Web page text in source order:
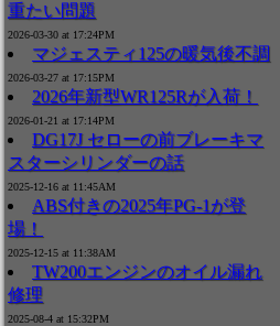
重たい問題
2026-03-30 at 17:24PM
マジェスティ125の暖気後不調
2026-03-27 at 17:15PM
2026年新型WR125Rが入荷！
2026-01-21 at 17:14PM
DG17J セローの前ブレーキマ
スターシリンダーの話
2025-12-16 at 11:45AM
ABS付きの2025年PG-1が登
場！
2025-12-15 at 11:38AM
TW200エンジンのオイル漏れ
修理
2025-08-4 at 15:32PM